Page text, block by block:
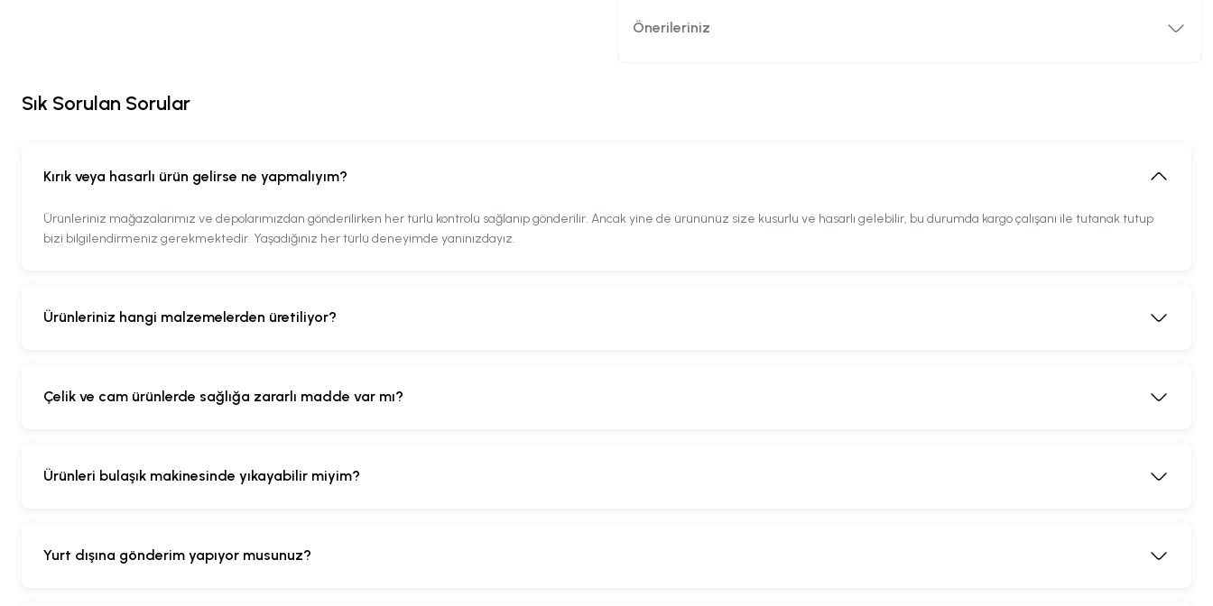
Önerileriniz
Sık Sorulan Sorular
Kırık veya hasarlı ürün gelirse ne yapmalıyım?
Ürünleriniz mağazalarımız ve depolarımızdan gönderilirken her türlü kontrolü sağlanıp gönderilir. Ancak yine de ürününüz size kusurlu ve hasarlı gelebilir, bu durumda kargo çalışanı ile tutanak tutup
bizi bilgilendirmeniz gerekmektedir. Yaşadığınız her türlü deneyimde yanınızdayız.
Ürünleriniz hangi malzemelerden üretiliyor?
Çelik ve cam ürünlerde sağlığa zararlı madde var mı?
Ürünleri bulaşık makinesinde yıkayabilir miyim?
Yurt dışına gönderim yapıyor musunuz?